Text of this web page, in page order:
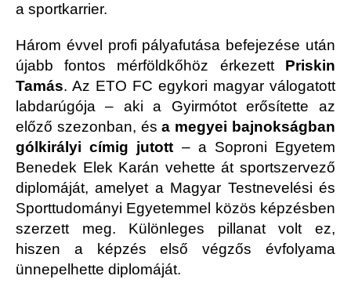
a sportkarrier.
Három évvel profi pályafutása befejezése után
újabb fontos mérföldkőhöz érkezett Priskin
Tamás. Az ETO FC egykori magyar válogatott
labdarúgója – aki a Gyirmótot erősítette az
előző szezonban, ésa megyei bajnokságban
gólkirályi címig jutott – a Soproni Egyetem
Benedek Elek Karán vehette át sportszervező
diplomáját, amelyet a Magyar Testnevelési és
Sporttudományi Egyetemmel közös képzésben
szerzett meg. Különleges pillanat volt ez,
hiszen a képzés első végzős évfolyama
ünnepelhette diplomáját.